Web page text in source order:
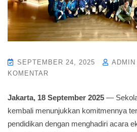
SEPTEMBER 24, 2025 ADMIN
KOMENTAR
Jakarta, 18 September 2025 —
kembali menunjukkan komitmennya
pendidikan dengan menghadiri acara